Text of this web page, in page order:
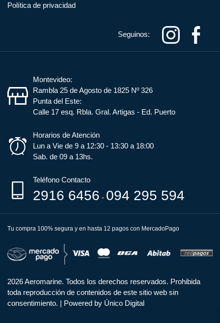
Política de privacidad
Seguinos:
Montevideo:
Rambla 25 de Agosto de 1825 Nº 326
Punta del Este:
Calle 17 esq. Rbla. Gral. Artigas - Ed. Puerto
Horarios de Atención
Lun a Vie de 9 a 12:30 - 13:30 a 18:00
Sab. de 09 a 13hs.
Teléfono Contacto
2916 6456 - 094 295 594
Tu compra 100% segura y en hasta 12 pagos con MercadoPago
2026 Aeromarine. Todos los derechos reservados. Prohibida
toda reproducción de contenidos de este sitio web sin
consentimiento. | Powered by Único Digital